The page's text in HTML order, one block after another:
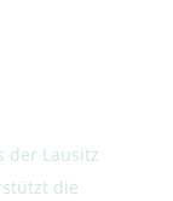
der Lausitz
die